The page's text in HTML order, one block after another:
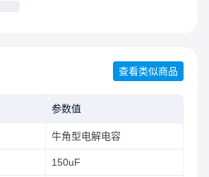
查看类似商品
参数值
牛角型电解电容
150uF